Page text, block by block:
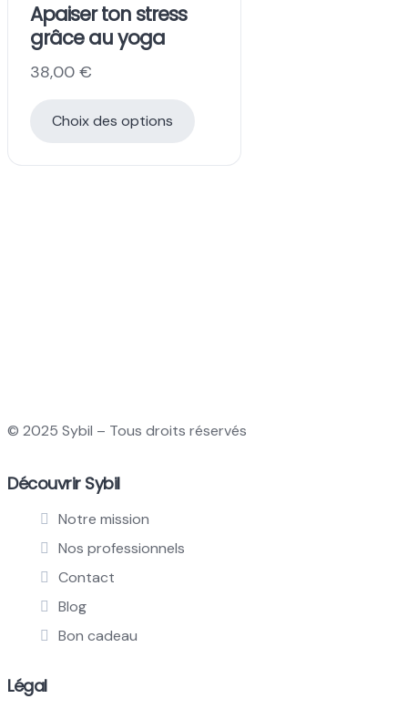
Apaiser ton stress
grâce au yoga
38,00 €
Choix des options
du
© 2025 Sybil – Tous droits réservés
Découvrir Sybil
Notre mission
Nos professionnels
Contact
Blog
Bon cadeau
Légal